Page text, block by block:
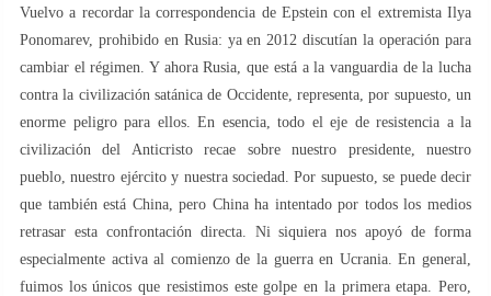
Vuelvo a recordar la correspondencia de Epstein con el extremista Ilya
Ponomarev, prohibido en Rusia: ya en 2012 discutían la operación para
cambiar el régimen. Y ahora Rusia, que está a la vanguardia de la lucha
contra la civilización satánica de Occidente, representa, por supuesto, un
enorme peligro para ellos. En esencia, todo el eje de resistencia a la
civilización del Anticristo recae sobre nuestro presidente, nuestro
pueblo, nuestro ejército y nuestra sociedad. Por supuesto, se puede decir
que también está China, pero China ha intentado por todos los medios
retrasar esta confrontación directa. Ni siquiera nos apoyó de forma
especialmente activa al comienzo de la guerra en Ucrania. En general,
fuimos los únicos que resistimos este golpe en la primera etapa. Pero,